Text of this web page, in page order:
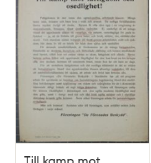
Till kamp mot